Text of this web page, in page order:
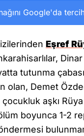
Google'da
Eşref
tutunma
Demet
aşkı
boyunca 1-2